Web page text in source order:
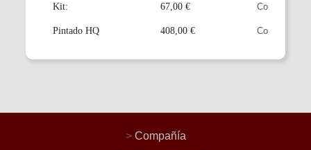
Kit: 67,00 €
Pintado HQ 408,00 €
> Compañía